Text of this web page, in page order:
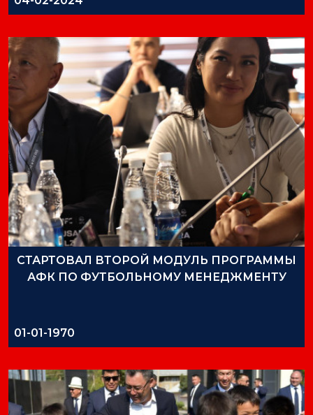
СТАРТОВАЛ ВТОРОЙ МОДУЛЬ ПРОГРАММЫ
АФК ПО ФУТБОЛЬНОМУ МЕНЕДЖМЕНТУ
01-01-1970